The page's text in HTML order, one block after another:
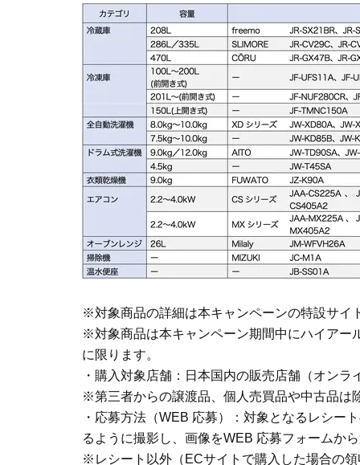
※対象商品の詳細は本キャンペーンの特設サイ
※対象商品は本キャンペーン期間中にハイアー
に限ります。
・購入対象店舗：日本国内の販売店舗（オンラ
※第三者からの譲渡品、個人売買品や中古品は
・応募方法（WEB 応募）：対象となるレシー
るように撮影し、画像をWEB 応募フォームか
※レシート以外（ECサイトで購入した場合の